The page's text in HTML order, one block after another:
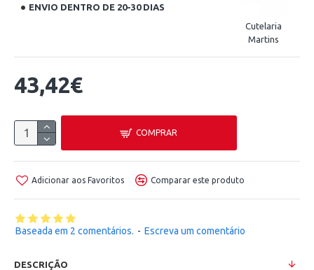
ENVIO DENTRO DE 20-30 DIAS
Cutelaria
Martins
Baseada em 2 comentários. - Escreva um comentário
43,42€
COMPRAR
Adicionar aos Favoritos Comparar este produto
DESCRIÇÃO